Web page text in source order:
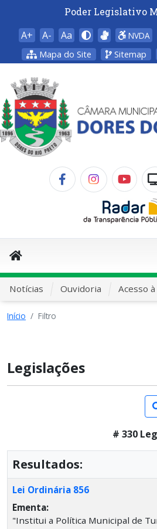
Poder Legislativo
A+ A- Aa NVDA
Mapa do Site
Sitemap
Notícias Ouvidoria Acesso
Início Filtro
Legislações
# 330
Resultados:
Lei Ordinária 856
Ementa:
"Institui a Política Municipal de